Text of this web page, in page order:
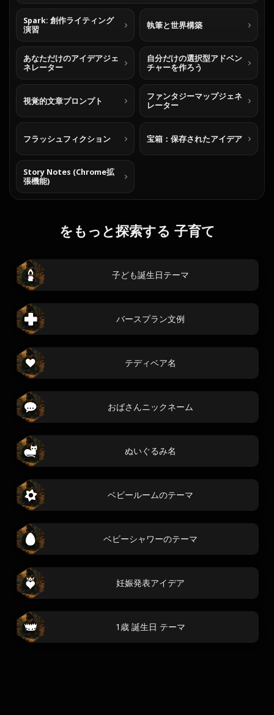
Spark: 創作ライティング
演習
執筆と世界構築
あなただけのアイデアジェ
ネレーター
自分だけの選択型アドベン
チャーを作ろう
視覚的文章プロンプト
ファンタジーマップジェネ
レーター
フラッシュフィクション 宝箱：保存されたアイデア
Story Notes (Chrome拡
張機能)
をもっと探索する 子育て
子ども誕生日テーマ
バースプラン文例
テディベア名
おばさんニックネーム
ぬいぐるみ名
ベビールームのテーマ
ベビーシャワーのテーマ
妊娠発表アイデア
1歳 誕生日 テーマ